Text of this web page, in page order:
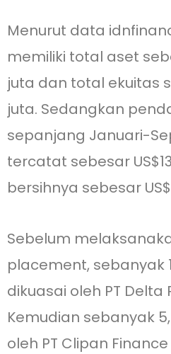
Menurut data
memiliki total aset
juta dan total ekuitas
juta. Sedangkan
sepanjang Januari-
tercatat sebesar
bersihnya sebesar
Sebelum
placement, sebanyak
dikuasai oleh PT Delta
Kemudian sebanyak
oleh PT Clipan